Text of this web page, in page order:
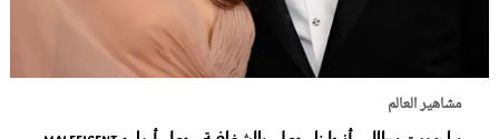
مشاهير العالم